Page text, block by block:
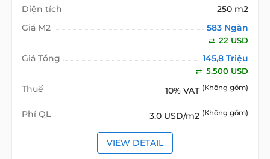
Diện tích
250 m2
Giá M2
583 Ngàn
22 USD
Giá Tổng 145,8 Triệu
5.500 USD
Thuế 10% VAT (Không gồm)
Phí QL 3.0 USD/m2 (Không gồm)
VIEW DETAIL